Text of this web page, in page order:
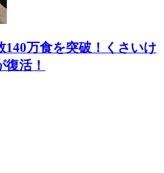
140万食を突破！くさいけ
活！